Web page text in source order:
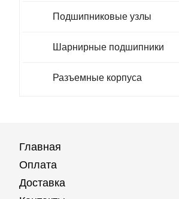
Подшипниковые узлы
Шарнирные подшипники
Разъемные корпуса
Главная
Оплата
Доставка